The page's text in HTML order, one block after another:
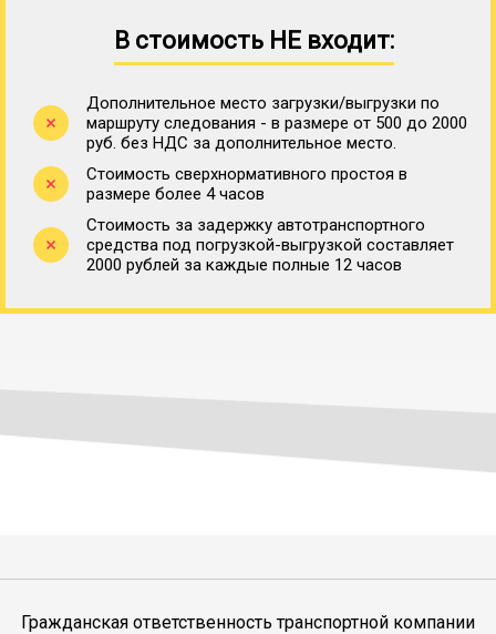
В стоимость НЕ входит:
Дополнительное место загрузки/выгрузки по
маршруту следования - в размере от 500 до 2000
руб. без НДС за дополнительное место.
Стоимость сверхнормативного простоя в
размере более 4 часов
Стоимость за задержку автотранспортного
средства под погрузкой-выгрузкой составляет
2000 рублей за каждые полные 12 часов
Гражданская ответственность транспортной компании